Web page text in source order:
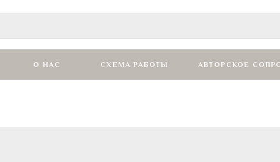
О НАС СХЕМА РАБОТЫ АВТОРСКОЕ